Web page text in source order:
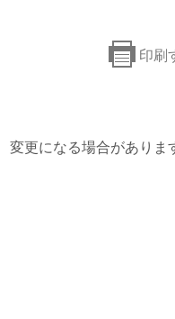
印刷
更になる場合がありま